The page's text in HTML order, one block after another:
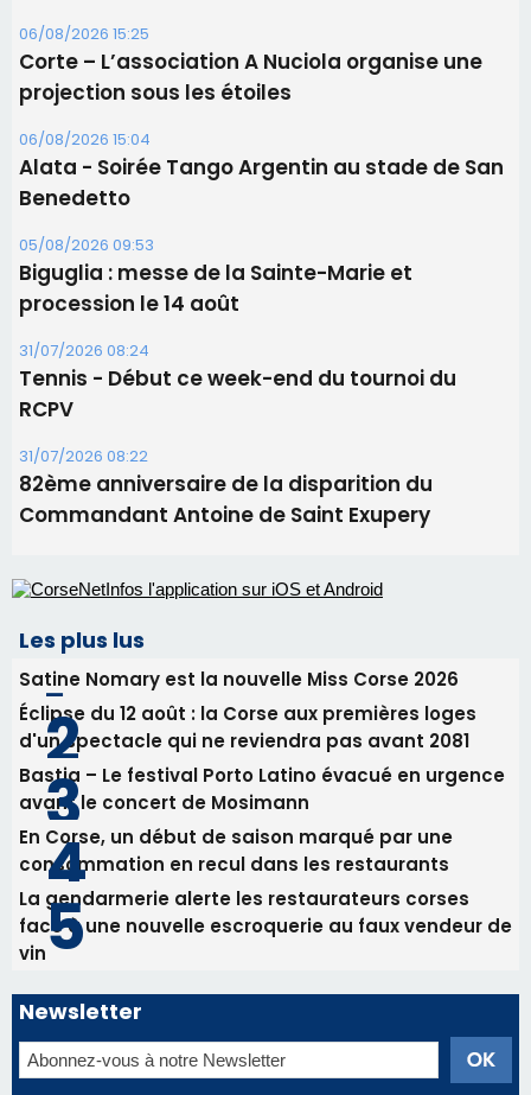
05/08/2026 09:53
Biguglia : messe de la Sainte-Marie et
procession le 14 août
31/07/2026 08:24
Tennis - Début ce week-end du tournoi du
RCPV
31/07/2026 08:22
82ème anniversaire de la disparition du
Commandant Antoine de Saint Exupery
Les plus lus
Satine Nomary est la nouvelle Miss Corse 2026
Éclipse du 12 août : la Corse aux premières loges
d'un spectacle qui ne reviendra pas avant 2081
avant le concert de Mosimann
consommation en recul dans les restaurants
La gendarmerie alerte les restaurateurs corses
face à une nouvelle escroquerie au faux vendeur de
vin
Newsletter
Inscrivez-vous à la newsletter de CNI et recevez par
email les infos les plus importantes et une sélection de
nos meilleurs articles